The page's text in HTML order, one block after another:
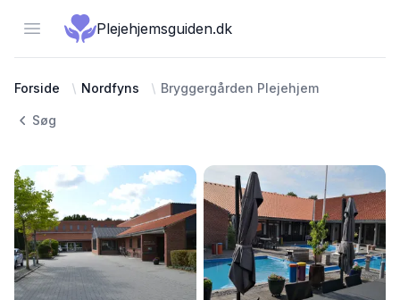
Open menuPlejehjemsguiden.dk
Forside Nordfyns Bryggergården Plejehjem
Søg